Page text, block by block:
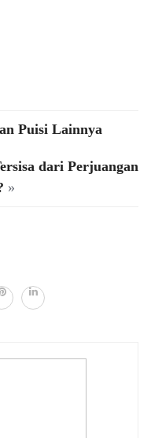
Puisi Lainnya
dari Perjuangan
»